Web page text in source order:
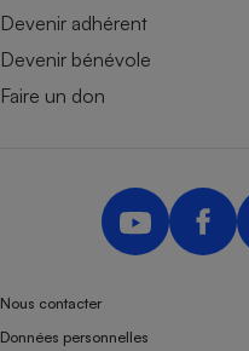
Devenir adhérent
Devenir bénévole
Faire un don
Nous contacter
Données personnelles